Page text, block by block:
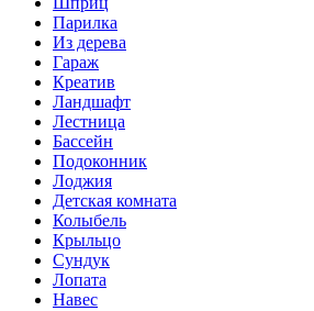
Парилка
Из дерева
Гараж
Креатив
Ландшафт
Лестница
Бассейн
Подоконник
Лоджия
Детская комната
Колыбель
Крыльцо
Сундук
Лопата
Навес